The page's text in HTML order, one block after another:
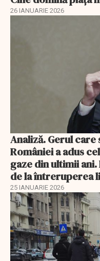
26 IANUARIE 2026
Analiză. Gerul care
României a adus
gaze din ultimii ani.
de la întreruperea
25 IANUARIE 2026